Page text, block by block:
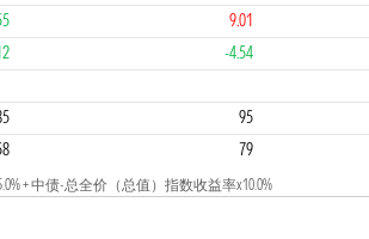
9.01
-4.54
4 1
95
79
+ 中债-总全价（总值）指数收益率x10.0%